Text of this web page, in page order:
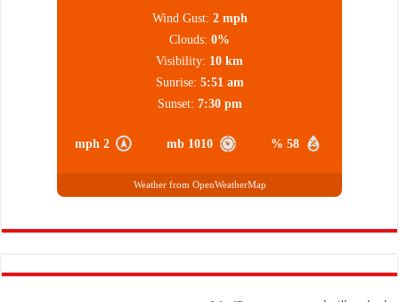
58 %
1010 mb
2 mph
Wind Gust: 2 mph
Clouds: 0%
Visibility: 10 km
Sunrise: 5:51 am
Sunset: 7:30 pm
Weather from OpenWeatherMap